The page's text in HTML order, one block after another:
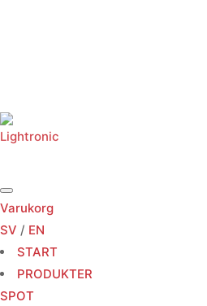
Varukorg
SV / EN
START
PRODUKTER
SPOT